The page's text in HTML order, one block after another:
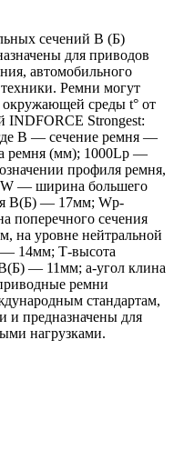
сечений B (Б)
для приводов
автомобильного
техники. Ремни могут
окружающей среды t° от
INDFORCE Strongest:
B — сечение ремня —
ремня (мм); 1000Lp —
профиля ремня,
W — ширина большего
B(Б) — 17мм; Wp-
поперечного сечения
на уровне нейтральной
14мм; Т-высота
— 11мм; a-угол клина
ремни
стандартам,
и предназначены для
нагрузками.